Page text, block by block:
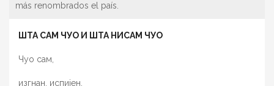
más renombrados el país.
ШТА САМ ЧУО И ШТА НИСАМ ЧУО
Чуо сам,
изгнан, испијен,